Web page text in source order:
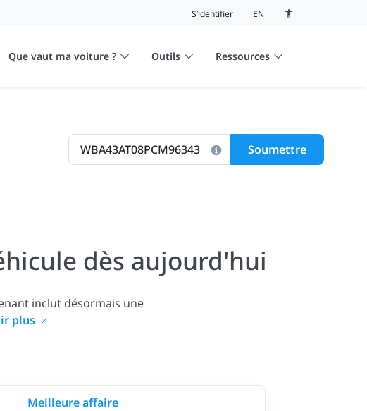
S’identifier
EN
Que vaut ma voiture ? Outils Ressources
Soumettre
dès aujourd'hui
inclut désormais une
plus
Meilleure affaire